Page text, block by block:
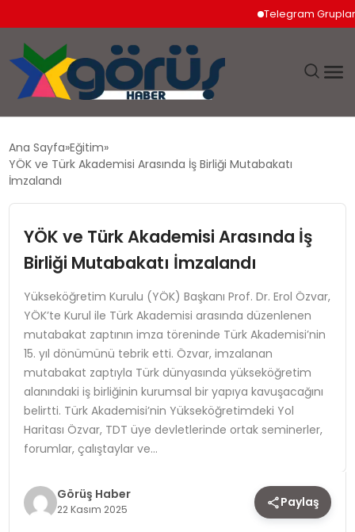
Telegram Grupları
EKONOMI
MAGAZIN
SAĞLIK
SPOR
TEKNOLOJI
YAŞAM
Ana Sayfa Eğitim
YÖK ve Türk Akademisi Arasında İş Birliği Mutabakatı
İmzalandı
YÖK ve Türk Akademisi Arasında İş
Birliği Mutabakatı İmzalandı
Yükseköğretim Kurulu (YÖK) Başkanı Prof. Dr. Erol Özvar,
YÖK’te Kurul ile Türk Akademisi arasında düzenlenen
mutabakat zaptının imza töreninde Türk Akademisi’nin
15. yıl dönümünü tebrik etti. Özvar, imzalanan
mutabakat zaptıyla Türk dünyasında yükseköğretim
alanındaki iş birliğinin kurumsal bir yapıya kavuşacağını
belirtti. Türk Akademisi’nin Yükseköğretimdeki Yol
Haritası Özvar, TDT üye devletlerinde ortak seminerler,
forumlar, çalıştaylar ve…
Görüş Haber
22 Kasım 2025 Paylaş